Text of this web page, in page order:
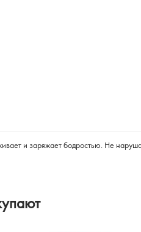
и заряжает бодростью. Не